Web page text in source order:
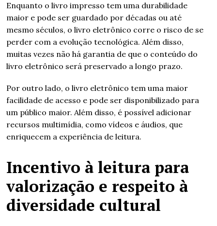
Enquanto o livro impresso tem uma durabilidade
maior e pode ser guardado por décadas ou até
mesmo séculos, o livro eletrônico corre o risco de se
perder com a evolução tecnológica. Além disso,
muitas vezes não há garantia de que o conteúdo do
livro eletrônico será preservado a longo prazo.
Por outro lado, o livro eletrônico tem uma maior
facilidade de acesso e pode ser disponibilizado para
um público maior. Além disso, é possível adicionar
recursos multimídia, como vídeos e áudios, que
enriquecem a experiência de leitura.
Incentivo à leitura para
valorização e respeito à
diversidade cultural